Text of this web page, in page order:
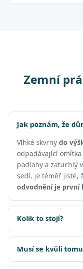
Zemní
Jak poznám, že
Vlhké skvrny do
odpadávající
podlahy a zatuchlý
sedí, je téměř jisté,
odvodnění je první
Kolik to stojí?
Musí se kvůli